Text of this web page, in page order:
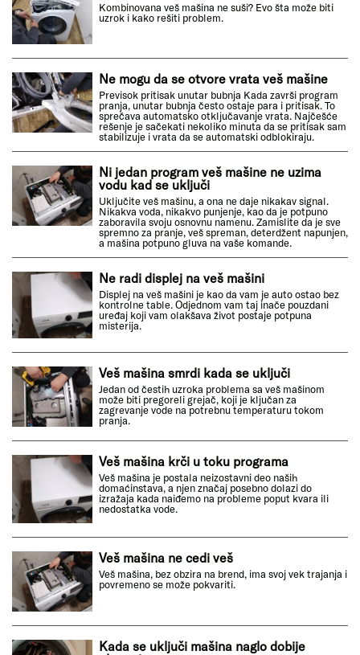
Kombinovana veš mašina ne suši? Evo šta može biti
uzrok i kako rešiti problem.
Ne mogu da se otvore vrata veš mašine
Previsok pritisak unutar bubnja Kada završi program
pranja, unutar bubnja često ostaje para i pritisak. To
sprečava automatsko otključavanje vrata. Najčešće
rešenje je sačekati nekoliko minuta da se pritisak sam
stabilizuje i vrata da se automatski odblokiraju.
Ni jedan program veš mašine ne uzima
vodu kad se uključi
Uključite veš mašinu, a ona ne daje nikakav signal.
Nikakva voda, nikakvo punjenje, kao da je potpuno
zaboravila svoju osnovnu namenu. Zamislite da je sve
spremno za pranje, veš spreman, deterdžent napunjen,
a mašina potpuno gluva na vaše komande.
Ne radi displej na veš mašini
Displej na veš mašini je kao da vam je auto ostao bez
kontrolne table. Odjednom vam taj inače pouzdani
uređaj koji vam olakšava život postaje potpuna
misterija.
Veš mašina smrdi kada se uključi
Jedan od čestih uzroka problema sa veš mašinom
može biti pregoreli grejač, koji je ključan za
zagrevanje vode na potrebnu temperaturu tokom
pranja.
Veš mašina krči u toku programa
Veš mašina je postala neizostavni deo naših
domaćinstava, a njen značaj posebno dolazi do
izražaja kada naiđemo na probleme poput kvara ili
nedostatka vode.
Veš mašina ne cedi veš
Veš mašina, bez obzira na brend, ima svoj vek trajanja i
povremeno se može pokvariti.
Kada se uključi mašina naglo dobije